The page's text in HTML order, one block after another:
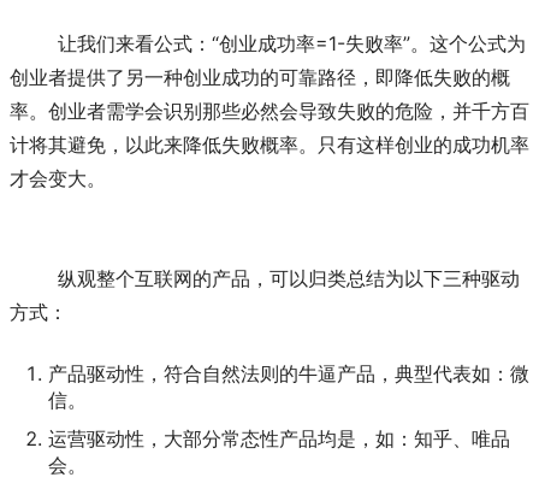
创业者提供了另一种创业成功的可靠路径，即降低失败的概
率。创业者需学会识别那些必然会导致失败的危险，并千方百
计将其避免，以此来降低失败概率。只有这样创业的成功机率
才会变大。
方式：
产品驱动性，符合自然法则的牛逼产品，典型代表如：微
信。
运营驱动性，大部分常态性产品均是，如：知乎、唯品
会。